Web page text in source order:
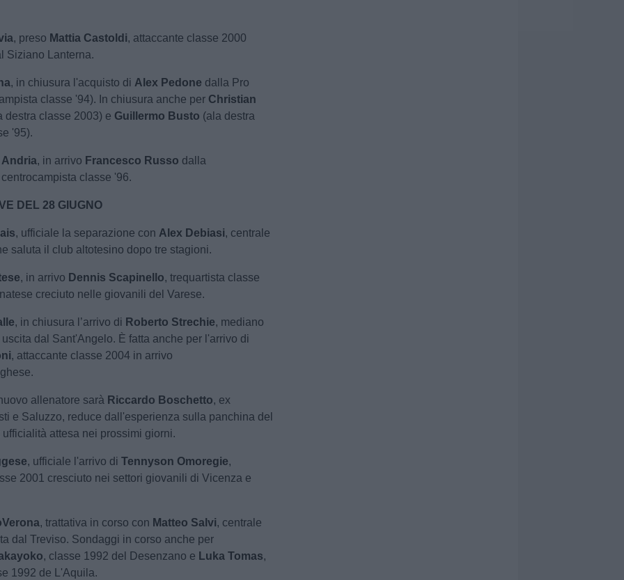
, preso Mattia Castoldi, attaccante classe 2000
Siziano Lanterna.
, in chiusura l'acquisto di Alex Pedone dalla Pro
classe '94). In chiusura anche per Christian
destra classe 2003) e Guillermo Busto (ala destra
'95).
Andria, in arrivo Francesco Russo dalla
classe '96.
DEL 28 GIUGNO
, ufficiale la separazione con Alex Debiasi, centrale
saluta il club altotesino dopo tre stagioni.
, in arrivo Dennis Scapinello, trequartista classe
creciuto nelle giovanili del Varese.
, in chiusura l’arrivo di Roberto Strechie, mediano
dal Sant'Angelo. È fatta anche per l'arrivo di
, attaccante classe 2004 in arrivo
allenatore sarà Riccardo Boschetto, ex
e Saluzzo, reduce dall'esperienza sulla panchina del
attesa nei prossimi giorni.
, ufficiale l'arrivo diTennyson Omoregie,
2001 cresciuto nei settori giovanili di Vicenza e
, trattativa in corso con Matteo Salvi, centrale
dal Treviso. Sondaggi in corso anche per
, classe 1992 del Desenzano e Luka Tomas,
1992 de L'Aquila.